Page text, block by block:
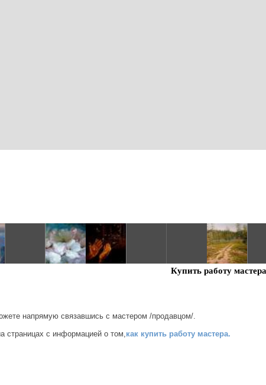
Купить работу
напрямую связавшись с мастером /продавцом/.
страницах с информацией о том, как купить работу мастера.